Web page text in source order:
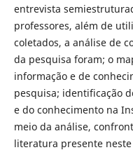
entrevista
professores, além de
coletados, a análise de
da pesquisa foram; o
informação e de
pesquisa; identificação
e do conhecimento na
meio da análise,
literatura presente